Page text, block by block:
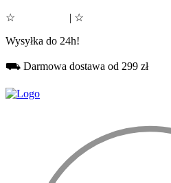
☆ | ☆
Wysyłka do 24h!
⛟ Darmowa dostawa od 299 zł